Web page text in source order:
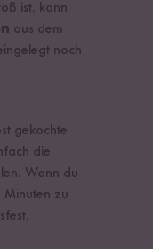
ist, kann
aus dem
noch
gekochte
die
Wenn du
Minuten zu